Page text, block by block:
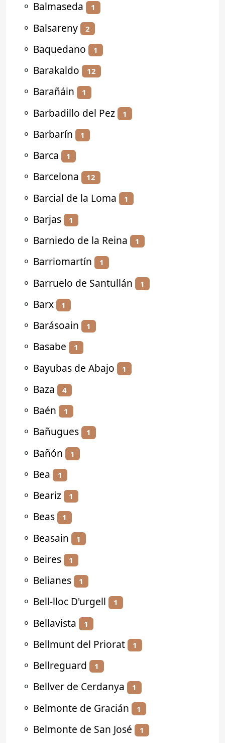
⚬ Balmaseda 1
⚬ Balsareny 2
⚬ Baquedano 1
⚬ Barakaldo 12
⚬ Barañáin 1
⚬ Barbadillo del Pez 1
⚬ Barbarín 1
⚬ Barca 1
⚬ Barcelona 12
⚬ Barcial de la Loma 1
⚬ Barjas 1
⚬ Barniedo de la Reina 1
⚬ Barriomartín 1
⚬ Barruelo de Santullán 1
⚬ Barx 1
⚬ Barásoain 1
⚬ Basabe 1
⚬ Bayubas de Abajo 1
⚬ Baza 4
⚬ Baén 1
⚬ Bañugues 1
⚬ Bañón 1
⚬ Bea 1
⚬ Beariz 1
⚬ Beas 1
⚬ Beasain 1
⚬ Beires 1
⚬ Belianes 1
⚬ Bell-lloc D'urgell 1
⚬ Bellavista 1
⚬ Bellmunt del Priorat 1
⚬ Bellreguard 1
⚬ Bellver de Cerdanya 1
⚬ Belmonte de Gracián 1
⚬ Belmonte de San José 1